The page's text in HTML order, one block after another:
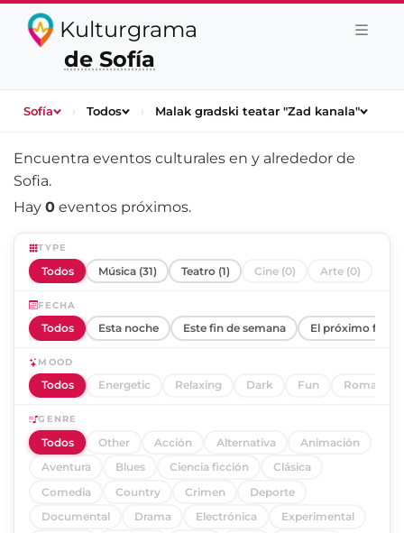
Kulturgrama
de Sofía
Sofía › Todos › Malak gradski teatar "Zad kanala"
Encuentra eventos culturales en y alrededor de
Sofia.
Hay 0 eventos próximos.
TYPE
Todos Música (31) Teatro (1) Cine (0) Arte (0)
FECHA
Todos Esta noche Este fin de semana El próximo fin
MOOD
Todos Energetic Relaxing Dark Fun Romantic
GENRE
Todos Other Acción Alternativa
Animación
Aventura
Blues Ciencia ficción
Clásica
Comedia
Country Crimen
Deporte
Documental
Drama Electrónica
Experimental